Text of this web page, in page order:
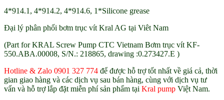
4*914.1, 4*914.2, 4*914.6, 1*Silicone grease
Đại lý phân phối bơm trục vít Kral AG tại Viêt Nam
(Part for KRAL Screw Pump CTC Vietnam Bơm trục vít KF-
550.ABA.00008, S/N.: 218865, drawing :0.273427.E )
Hotline & Zalo 0901 327 774 để được hỗ trợ tốt nhất về giá cả, thời
gian giao hàng và các dịch vụ sau bán hàng, cùng với dịch vụ tư
vấn và hỗ trợ lắp đặt miễn phí sản phẩm tại Kral pump Việt Nam.